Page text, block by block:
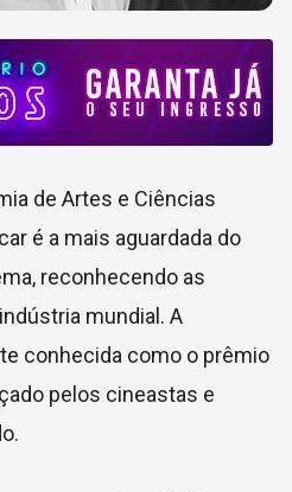
de Artes e Ciências
é a mais aguardada do
reconhecendo as
mundial. A
conhecida como o prêmio
pelos cineastas e